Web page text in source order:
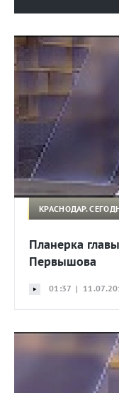
КРАСНОДАР.
Планерка
Первышова
01:37 |